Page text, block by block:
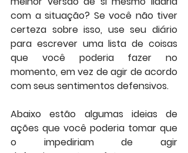
com a situação? Se você não tiver
certeza sobre isso, use seu diário
para escrever uma lista de coisas
que você poderia fazer no
momento, em vez de agir de acordo
com seus sentimentos defensivos.
Abaixo estão algumas ideias de
ações que você poderia tomar que
o impediriam de agir